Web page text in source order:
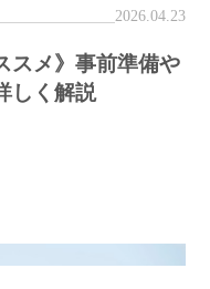
2026.04.23
スメ》事前準備や
しく解説